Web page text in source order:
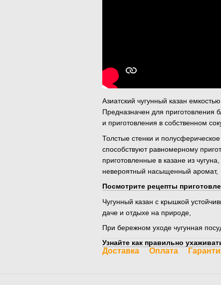
Азиатский чугунный казан
Предназначен для приготовления
и приготовления в собственном
Толстые стенки и
способствуют равномерному
приготовленные в казане из
невероятный насыщенный аромат,
Посмотрите рецепты
Чугунный казан с крышкой
даче и отдыхе на природе,
При бережном уходе чугунная
Узнайте как правильно
Доставка Оплата